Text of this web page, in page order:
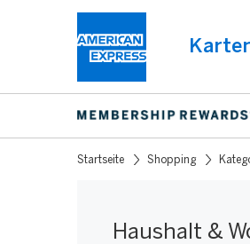
Startseite Shopping
Sie
befinden
Haushalt
Haushalt &